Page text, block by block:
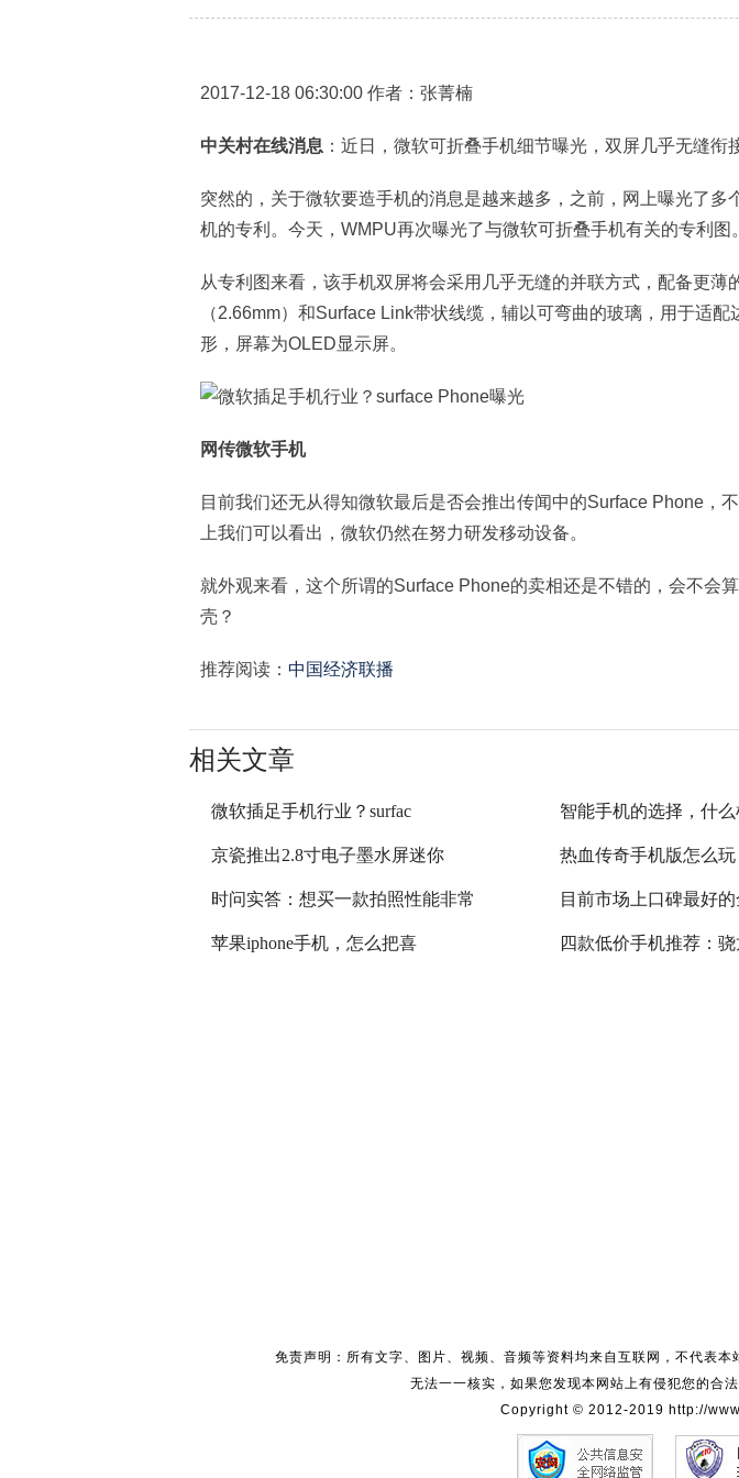
2017-12-18 06:30:00 作者：张菁楠
中关村在线消息 ：近日，微软可折叠手机细节曝光，双屏几乎无缝衔
突然的，关于微软要造手机的消息是越来越多，之前，网上曝光了多
机的专利。今天，WMPU再次曝光了与微软可折叠手机有关的专利图。
从专利图来看，该手机双屏将会采用几乎无缝的并联方式，配备更薄
（2.66mm）和Surface Link带状线缆，辅以可弯曲的玻璃，用于适配
形，屏幕为OLED显示屏。
网传微软手机
目前我们还无从得知微软最后是否会推出传闻中的Surface Phone，
上我们可以看出，微软仍然在努力研发移动设备。
就外观来看，这个所谓的Surface Phone的卖相还是不错的，会不会
壳？
推荐阅读： 中国经济联播
相关文章
微软插足手机行业？surfac 智能手机的选择，什
京瓷推出2.8寸电子墨水屏迷你 热血传奇手机版怎么玩
时问实答：想买一款拍照性能非常 目前市场上口碑最好
苹果iphone手机，怎么把喜 四款低价手机推荐：骁
免责声明：所有文字、图片、视频、音频等资料均来自互联网，不代表
无法一一核实，如果您发现本网站上有侵犯您的合
Copyright © 2012-2019 http://